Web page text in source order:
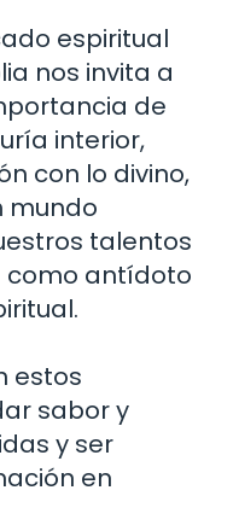
espiritual
nos invita a
de
interior,
con lo divino,
mundo
talentos
antídoto
estos
sabor y
y ser
en